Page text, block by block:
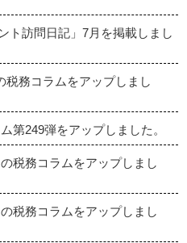
ト訪問日記」7月を掲載しまし
務コラムをアップしまし
第249弾をアップしました。
税務コラムをアップしまし
税務コラムをアップしまし